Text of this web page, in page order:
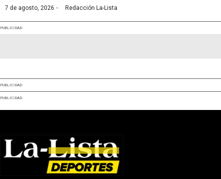
7 de agosto, 2026 · Redacción La-Lista
PUBLICIDAD
PUBLICIDAD
PUBLICIDAD